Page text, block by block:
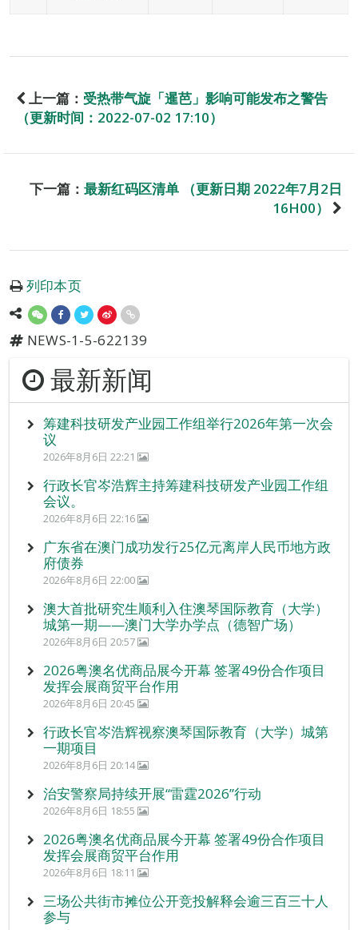
上一篇： 受热带气旋「暹芭」影响可能发布之警告
（更新时间：2022-07-02 17:10）
下一篇： 最新红码区清单 （更新日期 2022年7月2日
16H00）
列印本页
NEWS-1-5-622139
最新新闻
筹建科技研发产业园工作组举行2026年第一次会
议
2026年8月6日 22:21
行政长官岑浩辉主持筹建科技研发产业园工作组
会议。
2026年8月6日 22:16
广东省在澳门成功发行25亿元离岸人民币地方政
府债券
2026年8月6日 22:00
澳大首批研究生顺利入住澳琴国际教育（大学）
城第一期——澳门大学办学点（德智广场）
2026年8月6日 20:57
2026粤澳名优商品展今开幕 签署49份合作项目
发挥会展商贸平台作用
2026年8月6日 20:45
行政长官岑浩辉视察澳琴国际教育（大学）城第
一期项目
2026年8月6日 20:14
治安警察局持续开展“雷霆2026”行动
2026年8月6日 18:55
2026粤澳名优商品展今开幕 签署49份合作项目
发挥会展商贸平台作用
2026年8月6日 18:11
三场公共街市摊位公开竞投解释会逾三百三十人
参与